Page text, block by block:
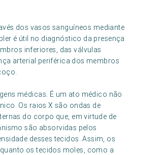
dos vasos sanguíneos mediante
é útil no diagnóstico da presença
inferiores, das válvulas
arterial periférica dos membros
médicas. É um ato médico não
Os raios X são ondas de
do corpo que, em virtude de
são absorvidas pelos
desses tecidos. Assim, os
os tecidos moles, como a